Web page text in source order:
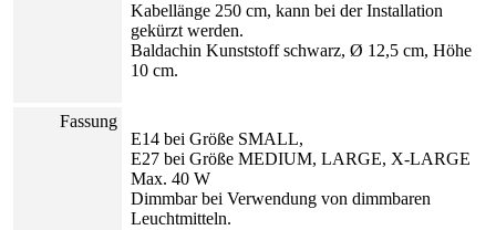
Kabellänge 250 cm, kann bei der Installation
gekürzt werden.
Baldachin Kunststoff schwarz, Ø 12,5 cm, Höhe
10 cm.
Fassung
E14 bei Größe SMALL,
E27 bei Größe MEDIUM, LARGE, X-LARGE
Max. 40 W
Dimmbar bei Verwendung von dimmbaren
Leuchtmitteln.